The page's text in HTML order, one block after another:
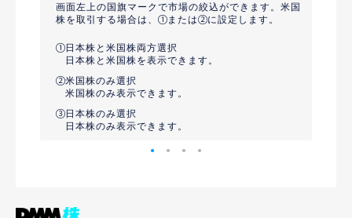
画面左上の国旗マークで市場の絞込ができます。米国
株を取引する場合は、
または に設定します。
日本株と米国株両方選択
日本株と米国株を表示できます。
米国株のみ選択
米国株のみ表示できます。
日本株のみ選択
日本株のみ表示できます。